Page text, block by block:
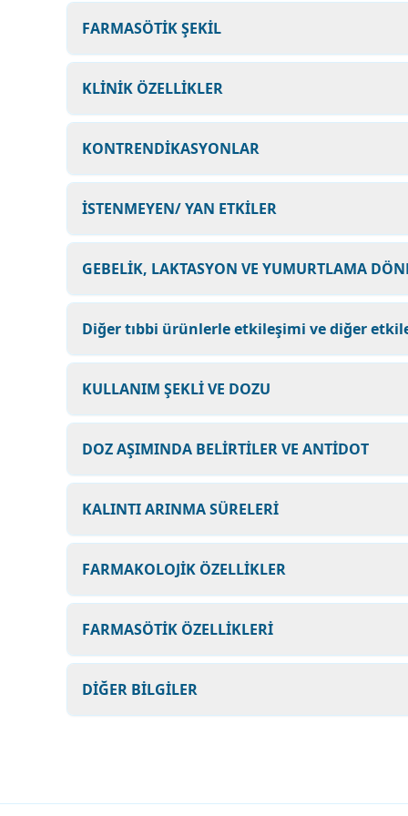
FARMASÖTİK ŞEKİL
KLİNİK ÖZELLİKLER
KONTRENDİKASYONLAR
İSTENMEYEN/ YAN ETKİLER
GEBELİK, LAKTASYON VE YUMURTLAMA
Diğer tıbbi ürünlerle etkileşimi ve diğer
KULLANIM ŞEKLİ VE DOZU
DOZ AŞIMINDA BELİRTİLER VE ANTİDOT
KALINTI ARINMA SÜRELERİ
FARMAKOLOJİK ÖZELLİKLER
FARMASÖTİK ÖZELLİKLERİ
DİĞER BİLGİLER